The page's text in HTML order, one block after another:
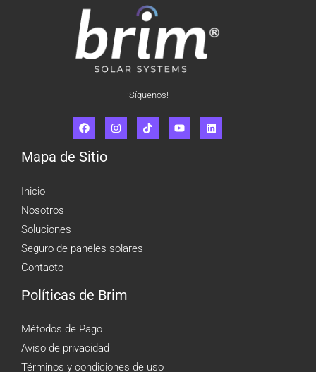
¡Síguenos!
Mapa de Sitio
Inicio
Nosotros
Soluciones
Seguro de paneles solares
Contacto
Políticas de Brim
Métodos de Pago
Aviso de privacidad
Términos y condiciones de uso